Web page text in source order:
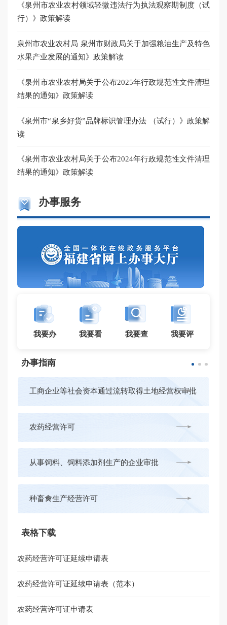
《泉州市农业农村领域轻微违法行为执法观察期制度（试
行）》政策解读
泉州市农业农村局 泉州市财政局关于加强粮油生产及特色
水果产业发展的通知》政策解读
《泉州市农业农村局关于公布2025年行政规范性文件清理
结果的通知》政策解读
《泉州市“泉乡好货”品牌标识管理办法 （试行）》政策解
读
《泉州市农业农村局关于公布2024年行政规范性文件清理
结果的通知》政策解读
办事服务
我要办 我要看 我要查 我要评
办事指南
工商企业等社会资本通过流转取得土地经营权审批
农药经营许可
从事饲料、饲料添加剂生产的企业审批
种畜禽生产经营许可
兽药广告审批
表格下载
农药经营许可证延续申请表
农药经营许可证延续申请表（范本）
农药经营许可证申请表